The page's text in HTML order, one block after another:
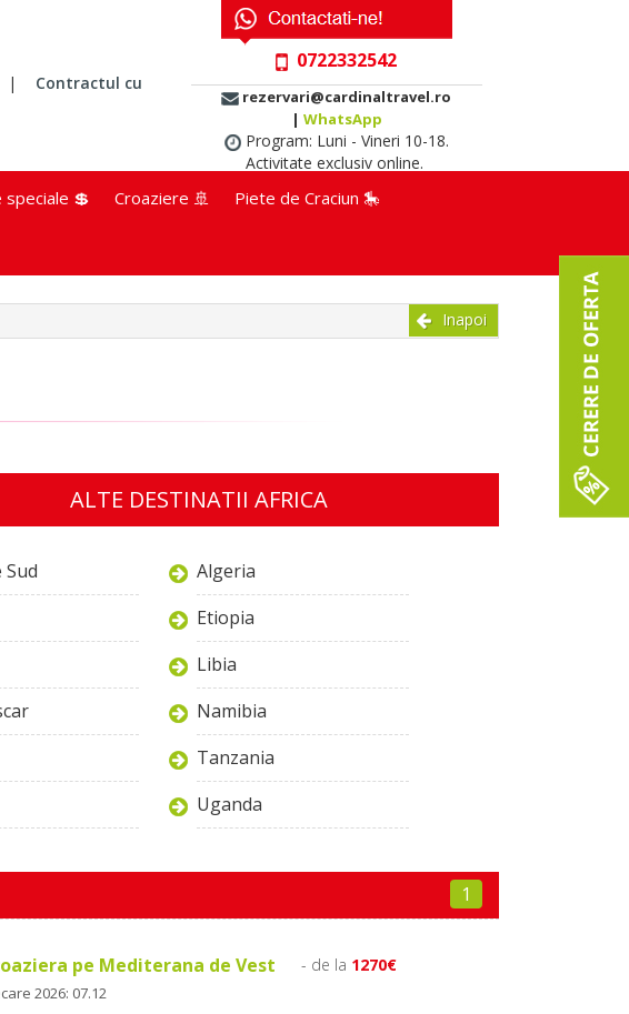
|
Contractul cu
0722332542
rezervari@cardinaltravel.ro
| WhatsApp
Program: Luni - Vineri 10-18.
Activitate exclusiv online.
💲 Croaziere 🚢 Piete de Craciun 🎠
Inapoi
ALTE DESTINATII AFRICA
Sud
Algeria
Etiopia
Libia
Namibia
Tanzania
Uganda
1
pe Mediterana de Vest - de la 1270€
2026: 07.12